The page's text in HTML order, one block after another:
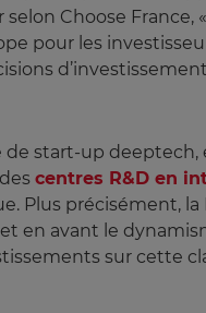
Choose France, «
pour les
start-up deeptech,
centres R&D en
Plus précisément, la
en avant le
sur cette